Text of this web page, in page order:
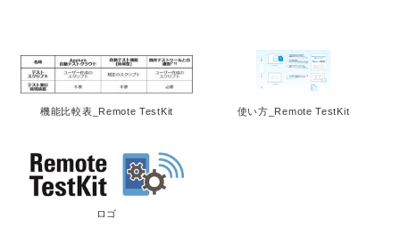
機能比較表_Remote TestKit 使い方_Remote TestKit
ロゴ